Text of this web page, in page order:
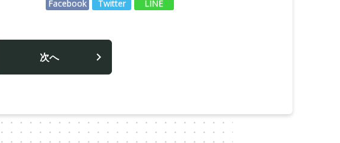
Facebook Twitter LINE
次へ